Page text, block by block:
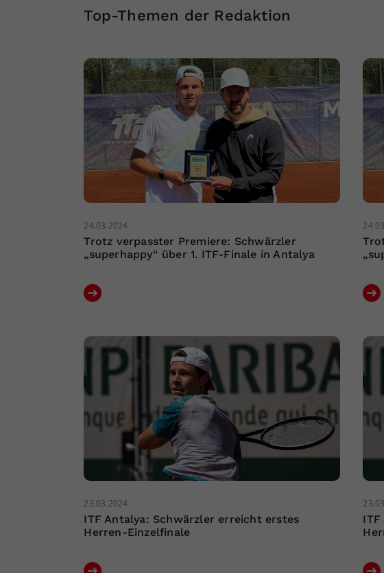
Top-Themen der Redaktion
24.03.2024
Trotz verpasster Premiere: Schwärzler
„superhappy“ über 1. ITF-Finale in Antalya
23.03.2024
ITF Antalya: Schwärzler erreicht erstes
Herren-Einzelfinale